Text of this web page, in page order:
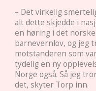
– Det virkelig
alt dette skjedde i
en høring i det
barnevernlov, og jeg
motstanderen som
tydelig en ny
Norge også. Så jeg
det, skyter Torp inn.